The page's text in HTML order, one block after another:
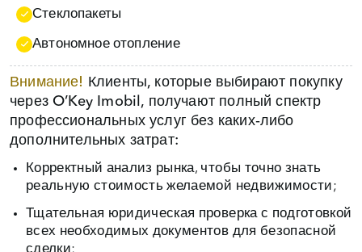
Стеклопакеты
Автономное отопление
Внимание!
Клиенты, которые выбирают покупку
через O’Key Imobil, получают полный спектр
профессиональных услуг без каких‑либо
дополнительных затрат:
Корректный анализ рынка, чтобы точно знать
реальную стоимость желаемой недвижимости;
Тщательная юридическая проверка с подготовкой
всех необходимых документов для безопасной
сделки;